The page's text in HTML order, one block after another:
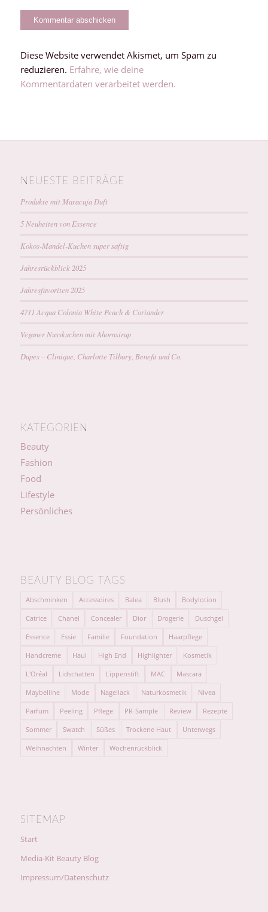
Diese Website verwendet Akismet, um Spam zu
reduzieren. Erfahre, wie deine
Kommentardaten verarbeitet werden.
NEUESTE BEITRÄGE
Produkte mit Maracuja Duft
5 Neuheiten von Essence
Kokos-Mandel-Kuchen super saftig
Jahresrückblick 2025
Jahresfavoriten 2025
4711 Acqua Colonia White Peach & Coriander
Veganer Nusskuchen mit Ahornsirup
Dupes – Clinique, Charlotte Tilbury, Benefit und Co.
KATEGORIEN
Beauty
Fashion
Food
Lifestyle
Persönliches
BEAUTY BLOG TAGS
Abschminken Accessoires Balea Blush Bodylotion
Catrice Chanel Concealer Dior Drogerie Duschgel
Essence Essie Familie Foundation Haarpflege
Handcreme Haul High End Highlighter Kosmetik
L'Oréal Lidschatten Lippenstift MAC Mascara
Maybelline Mode Nagellack Naturkosmetik Nivea
Parfum Peeling Pflege PR-Sample Review Rezepte
Sommer Swatch Süßes Trockene Haut Unterwegs
Weihnachten Winter Wochenrückblick
SITEMAP
Start
Media-Kit Beauty Blog
Impressum/Datenschutz